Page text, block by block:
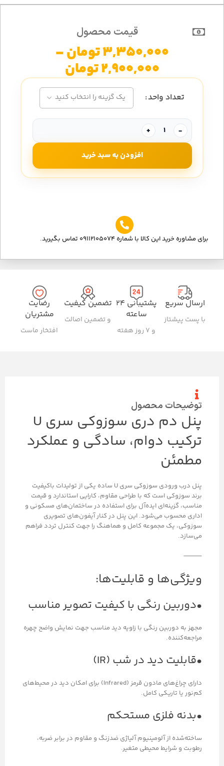
قیمت محصول
3,350,000تومان–
2,900,000تومان
تعداد واحد
-
+
افزودن به سبد خرید
برای مشاوره خرید این کالا با شماره 09112105074 تماس بگیرید.
ارسال سریع
با پست پیشتاز
پشتیبانی ۲۴
ساعته
و ۷ روز هفته
تضمین کیفیت
و تضمین اصالت
رضایت
مشتریان
افتخار ماست
توضیحات محصول
پنل دم دری سوزوکی سری U
ترکیب دوام، سادگی و عملکرد
مطمئن
پنل درب ورودی سوزوکی سری U ساده یکی از تولیدات باکیفیت
برند سوزوکی است که با طراحی مقاوم، کارایی استاندارد و قیمت
مناسب، گزینه‌ای ایده‌آل برای استفاده در ساختمان‌های مسکونی و
اداری محسوب می‌شود. این پنل در کنار آیفون‌های تصویری
سوزوکی، یک مجموعه کامل و هماهنگ را جهت کنترل تردد فراهم
می‌سازد.
⸻
ویژگی‌ها و قابلیت‌ها:
•دوربین رنگی با کیفیت تصویر مناسب
مجهز به دوربین رنگی با زاویه دید مناسب جهت نمایش واضح چهره
مراجعه‌کننده.
•قابلیت دید در شب (IR)
دارای چراغ‌های مادون قرمز (Infrared) برای امکان دید در محیط‌های
کم‌نور یا تاریکی کامل.
•بدنه فلزی مستحکم
ساخته‌شده از آلومینیوم آلیاژی ضدزنگ و مقاوم در برابر ضربه،
رطوبت و شرایط محیطی متغیر.